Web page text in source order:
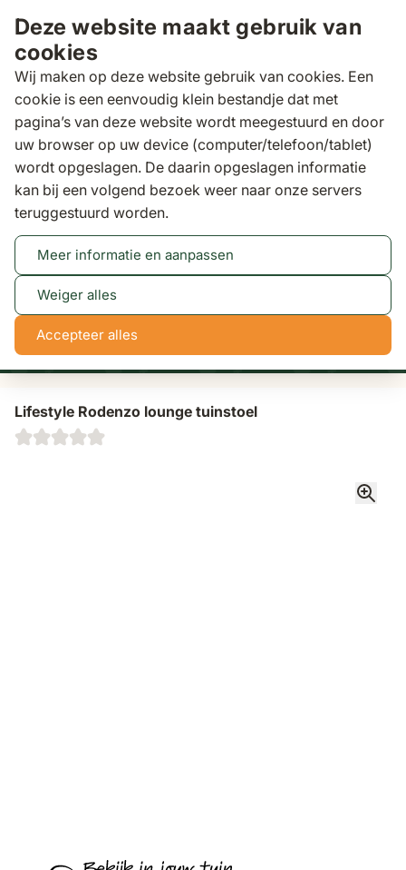
Deze website maakt gebruik van
cookies
Wij maken op deze website gebruik van cookies. Een
cookie is een eenvoudig klein bestandje dat met
pagina’s van deze website wordt meegestuurd en door
uw browser op uw device (computer/telefoon/tablet)
wordt opgeslagen. De daarin opgeslagen informatie
kan bij een volgend bezoek weer naar onze servers
teruggestuurd worden.
Meer informatie en aanpassen
Weiger alles
Accepteer alles
Zoeken
Binnen 3 dagengratis bezorgd
Tuinstoelen Lifestyle Rodenzo lounge tuinstoel
Tot 50% korting
0
dagen
18 13 50
Lifestyle Rodenzo lounge tuinstoel